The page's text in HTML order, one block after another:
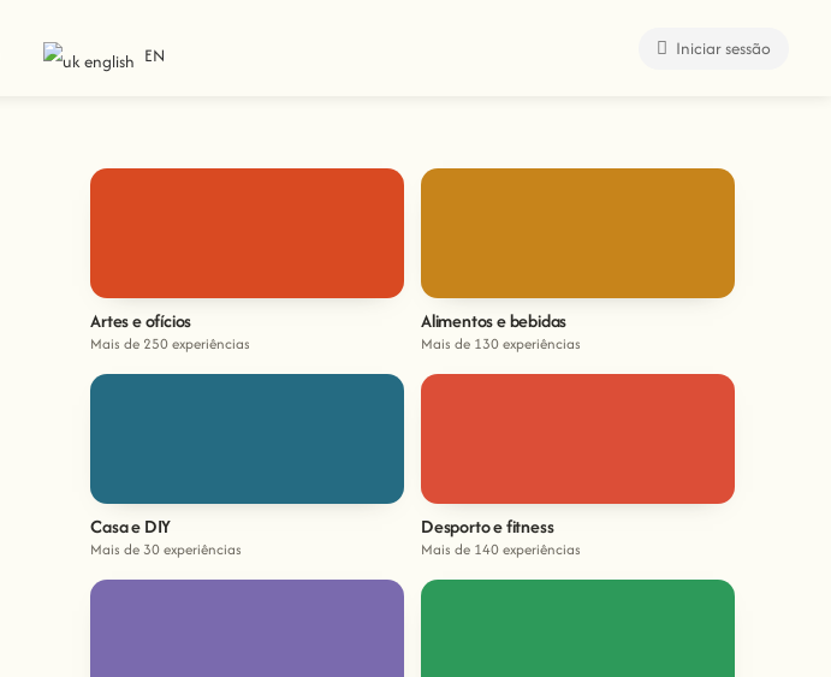
EN Iniciar sessão
Artes e ofícios
Mais de 250 experiências
Alimentos e bebidas
Mais de 130 experiências
Casa e DIY
Mais de 30 experiências
Desporto e fitness
Mais de 140 experiências